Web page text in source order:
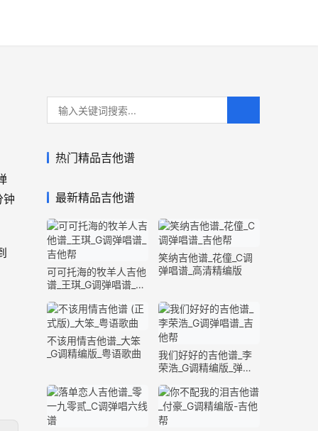
钟
热门精品吉他谱
最新精品吉他谱
可可托海的牧羊人吉他
谱_王琪_G调弹唱谱_原
笑纳吉他谱_花僮_C调
弹唱谱_高清精编版
不该用情吉他谱_大笨
_G调精编版_粤语歌曲
我们好好的吉他谱_李
荣浩_G调精编版_弹唱